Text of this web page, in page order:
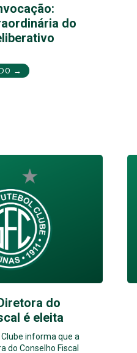
do
→
do
é eleita
informa que a
do Conselho Fiscal